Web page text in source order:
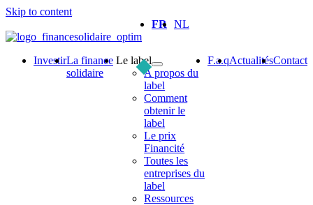
Skip to content
FR
NL
InvestirLa finance
solidaire
Le label
A propos du
label
Comment
obtenir le
label
Le prix
Financité
Toutes les
entreprises du
label
Ressources
F.a.qActualitésContact